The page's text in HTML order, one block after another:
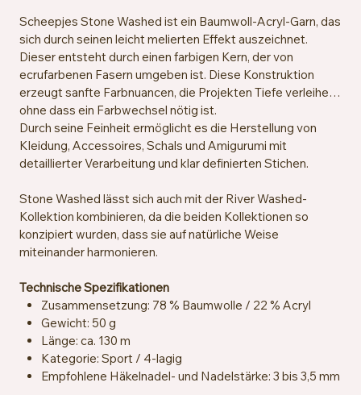
Scheepjes Stone Washed ist ein Baumwoll-Acryl-Garn, das
sich durch seinen leicht melierten Effekt auszeichnet.
Dieser entsteht durch einen farbigen Kern, der von
ecrufarbenen Fasern umgeben ist. Diese Konstruktion
erzeugt sanfte Farbnuancen, die Projekten Tiefe verleihen,
ohne dass ein Farbwechsel nötig ist.
Durch seine Feinheit ermöglicht es die Herstellung von
Kleidung, Accessoires, Schals und Amigurumi mit
detaillierter Verarbeitung und klar definierten Stichen.
Stone Washed lässt sich auch mit der River Washed-
Kollektion kombinieren, da die beiden Kollektionen so
konzipiert wurden, dass sie auf natürliche Weise
miteinander harmonieren.
Technische Spezifikationen
Zusammensetzung: 78 % Baumwolle / 22 % Acryl
Gewicht: 50 g
Länge: ca. 130 m
Kategorie: Sport / 4-lagig
Empfohlene Häkelnadel- und Nadelstärke: 3 bis 3,5 mm